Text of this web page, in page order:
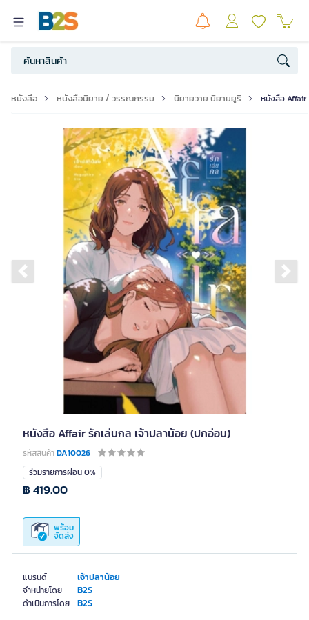
หนังสือ หนังสือนิยาย / วรรณกรรม นิยายวาย นิยายยูริ หนังสือ Affair
Previous slide
หนังสือ Affair รักเล่นกล เจ้าปลาน้อย (ปกอ่อน)
รหัสสินค้าDA10026
แบรนด์ เจ้าปลาน้อย
จำหน่ายโดย B2S
ดำเนินการโดย B2S
ร่วมรายการผ่อน 0%
พร้อม
จัดส่ง
฿ 419.00